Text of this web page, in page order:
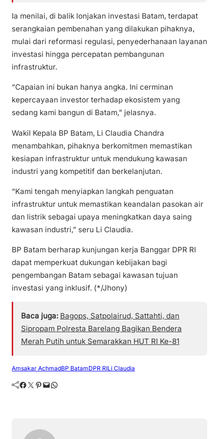
Ia menilai, di balik lonjakan investasi Batam, terdapat
serangkaian pembenahan yang dilakukan pihaknya,
mulai dari reformasi regulasi, penyederhanaan layanan
investasi hingga percepatan pembangunan
infrastruktur.
“Capaian ini bukan hanya angka. Ini cerminan
kepercayaan investor terhadap ekosistem yang
sedang kami bangun di Batam,” jelasnya.
Wakil Kepala BP Batam, Li Claudia Chandra
menambahkan, pihaknya berkomitmen memastikan
kesiapan infrastruktur untuk mendukung kawasan
industri yang kompetitif dan berkelanjutan.
“Kami tengah menyiapkan langkah penguatan
infrastruktur untuk memastikan keandalan pasokan air
dan listrik sebagai upaya meningkatkan daya saing
kawasan industri,” seru Li Claudia.
BP Batam berharap kunjungan kerja Banggar DPR RI
dapat memperkuat dukungan kebijakan bagi
pengembangan Batam sebagai kawasan tujuan
investasi yang inklusif. (*/Jhony)
Baca juga: Bagops, Satpolairud, Sattahti, dan
Sipropam Polresta Barelang Bagikan Bendera
Merah Putih untuk Semarakkan HUT RI Ke-81
Amsakar AchmadBP BatamDPR RILi Claudia
Facebook Twitter Pinterest Mail WhatsApp